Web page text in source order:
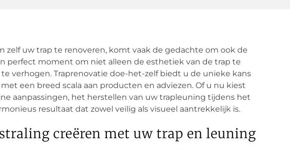
zelf uw trap te renoveren, komt vaak de gedachte om ook de
perfect moment om niet alleen de esthetiek van de trap te
verhogen. Traprenovatie doe-het-zelf biedt u de unieke kans
een breed scala aan producten en adviezen. Of u nu kiest
aanpassingen, het herstellen van uw trapleuning tijdens het
resultaat dat zowel veilig als visueel aantrekkelijk is.
creëren met uw trap en leuning